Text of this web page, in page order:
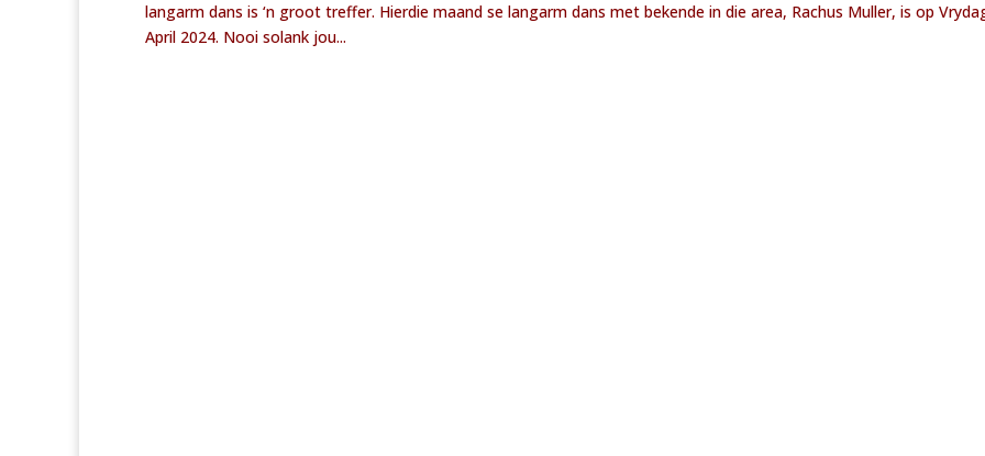
langarm dans is ‘n groot treffer. Hierdie maand se langarm dans met bekende in die area, Rachus Muller, is op
April 2024. Nooi solank jou...